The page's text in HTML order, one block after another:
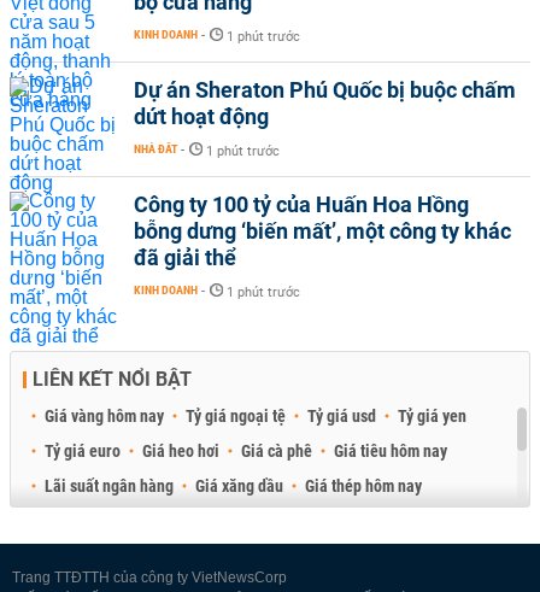
KINH DOANH - 1 phút trước
Dự án Sheraton Phú Quốc bị buộc chấm
dứt hoạt động
NHÀ ĐẤT - 1 phút trước
Công ty 100 tỷ của Huấn Hoa Hồng
bỗng dưng ‘biến mất’, một công ty khác
đã giải thể
KINH DOANH - 1 phút trước
LIÊN KẾT NỔI BẬT
Giá vàng hôm nay Tỷ giá ngoại tệ Tỷ giá usd
Tỷ giá yen
Tỷ giá euro
Giá heo hơi Giá cà phê
Giá tiêu hôm nay
Lãi suất ngân hàng
Giá xăng dầu
Giá thép hôm nay
Trang TTĐTTH của công ty VietNewsCorp